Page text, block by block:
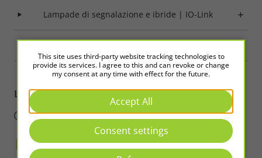
Lampade di segnalazione e ibride | IO-Link
LED2WORKIntelligence in Light
This site uses third-party website tracking technologies to
provide its services. I agree to this and can revoke or change
my consent at any time with effect for the future.
Accept All
Consent settings